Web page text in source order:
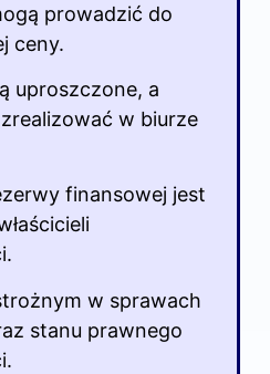
prowadzić do
ceny.
uproszczone, a
w biurze
finansowej jest
w sprawach
stanu prawnego